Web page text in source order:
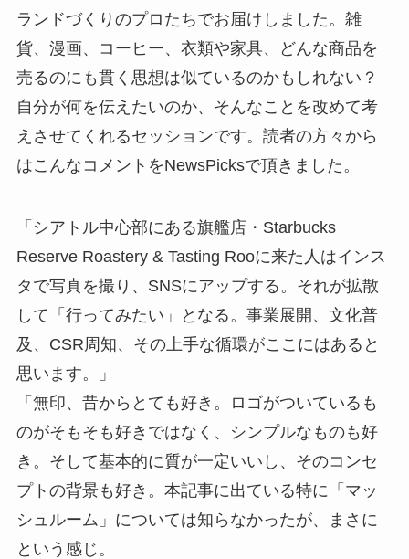
ランドづくりのプロたちでお届けしました。雑
貨、漫画、コーヒー、衣類や家具、どんな商品を
売るのにも貫く思想は似ているのかもしれない？
自分が何を伝えたいのか、そんなことを改めて考
えさせてくれるセッションです。読者の方々から
はこんなコメントをNewsPicksで頂きました。
「シアトル中心部にある旗艦店・Starbucks
Reserve Roastery & Tasting Rooに来た人はインス
タで写真を撮り、SNSにアップする。それが拡散
して「行ってみたい」となる。事業展開、文化普
及、CSR周知、その上手な循環がここにはあると
思います。」
「無印、昔からとても好き。ロゴがついているも
のがそもそも好きではなく、シンプルなものも好
き。そして基本的に質が一定いいし、そのコンセ
プトの背景も好き。本記事に出ている特に「マッ
シュルーム」については知らなかったが、まさに
という感じ。